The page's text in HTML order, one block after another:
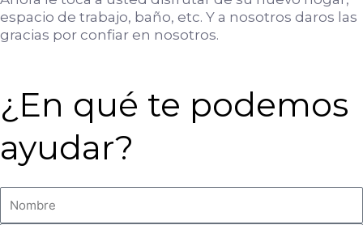
espacio de trabajo, baño, etc. Y a nosotros daros las
gracias por confiar en nosotros.
¿En qué te podemos
ayudar?